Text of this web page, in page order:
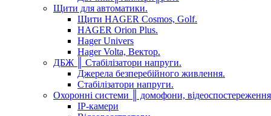
Щити для автоматики.
Щити HAGER Cosmos, Golf.
HAGER Orion Plus.
Hager Univers
Hager Volta, Вектор.
ДБЖ ║ Стабілізатори напруги.
Джерела безперебійного живлення.
Стабілізатори напруги.
Охоронні системи ║ домофони, відеоспостереження
IP-камери